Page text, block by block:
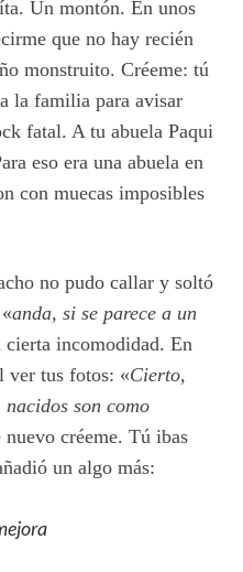
Un montón. En unos
que no hay recién
monstruito. Créeme: tú
la familia para avisar
fatal. A tu abuela Paqui
eso era una abuela en
con muecas imposibles
no pudo callar y soltó
anda, si se parece a un
cierta incomodidad. En
ver tus fotos: «Cierto,
son como
créeme. Tú ibas
un algo más: